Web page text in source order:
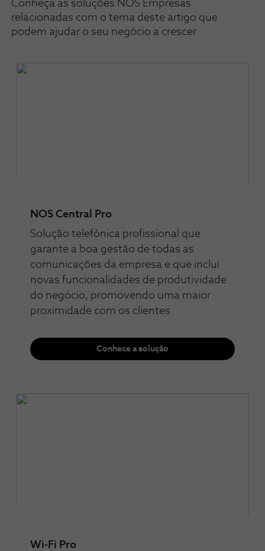
Conheça as soluções NOS Empresas
relacionadas com o tema deste artigo que
podem ajudar o seu negócio a crescer
NOS Central Pro
Solução telefónica profissional que
garante a boa gestão de todas as
comunicações da empresa e que inclui
novas funcionalidades de produtividade
do negócio, promovendo uma maior
proximidade com os clientes
Conhece a solução
Wi-Fi Pro